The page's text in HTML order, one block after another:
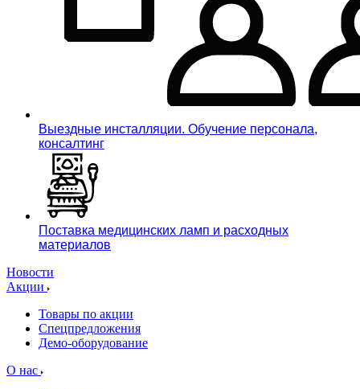
Выездные инсталляции. Обучение персонала,
консалтинг
Поставка медицинских ламп и расходных
материалов
Новости
Акции
Товары по акции
Спецпредложения
Демо-оборудование
О нас